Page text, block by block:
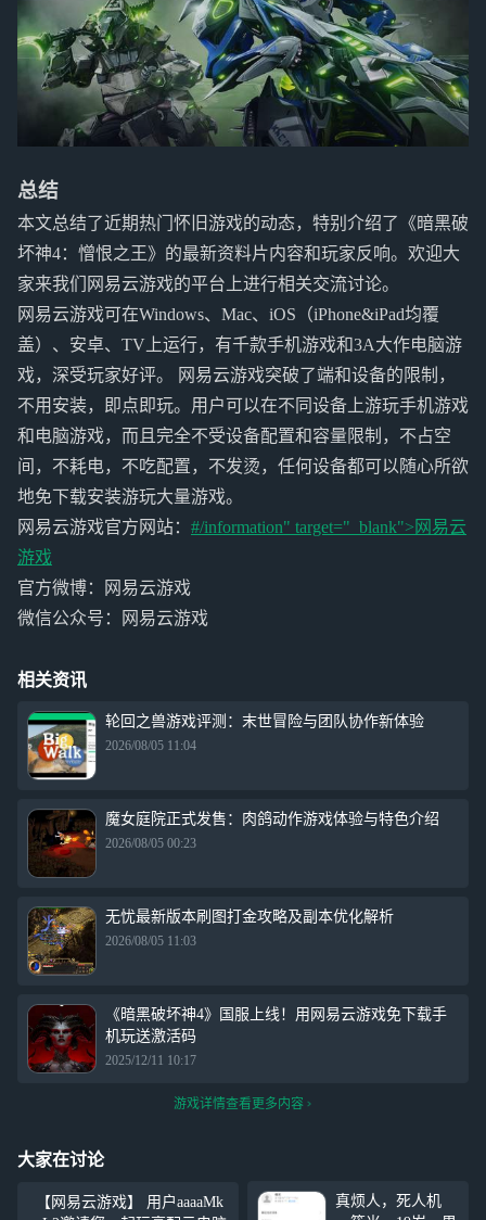
总结
本文总结了近期热门怀旧游戏的动态，特别介绍了《暗黑破
坏神4：憎恨之王》的最新资料片内容和玩家反响。欢迎大
家来我们网易云游戏的平台上进行相关交流讨论。
网易云游戏可在Windows、Mac、iOS（iPhone&iPad均覆
盖）、安卓、TV上运行，有千款手机游戏和3A大作电脑游
戏，深受玩家好评。 网易云游戏突破了端和设备的限制，
不用安装，即点即玩。用户可以在不同设备上游玩手机游戏
和电脑游戏，而且完全不受设备配置和容量限制，不占空
间，不耗电，不吃配置，不发烫，任何设备都可以随心所欲
地免下载安装游玩大量游戏。
网易云游戏官方网站： #/information" target="_blank"> 网易云
游戏
官方微博：网易云游戏
微信公众号：网易云游戏
相关资讯
轮回之兽游戏评测：末世冒险与团队协作新体验
2026/08/05 11:04
魔女庭院正式发售：肉鸽动作游戏体验与特色介绍
2026/08/05 00:23
无忧最新版本刷图打金攻略及副本优化解析
2026/08/05 11:03
《暗黑破坏神4》国服上线！用网易云游戏免下载手
机玩送激活码
2025/12/11 10:17
游戏详情查看更多内容
大家在讨论
【网易云游戏】 用户aaaaMk
真烦人，死人机